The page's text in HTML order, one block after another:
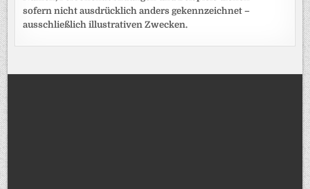
sofern nicht ausdrücklich anders gekennzeichnet –
ausschließlich illustrativen Zwecken.